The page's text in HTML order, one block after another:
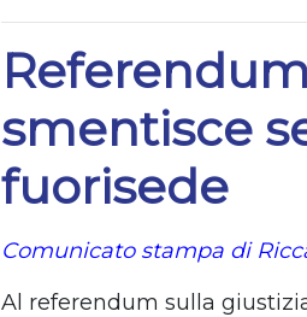
smentisce
fuorisede
Comunicato stampa di
Al referendum sulla